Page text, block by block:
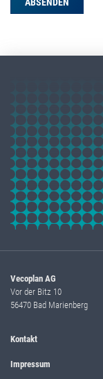
Vecoplan AG
Vor der Bitz 10
56470 Bad Marienberg
Kontakt
Impressum